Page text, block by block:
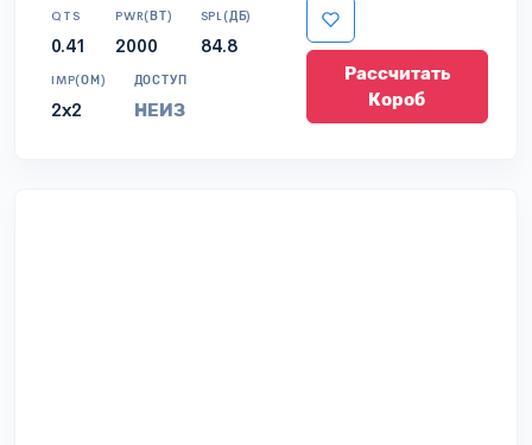
QTS
0.41
PWR(ВТ)
2000
SPL(ДБ)
84.8
IMP(ОМ)
2x2
ДОСТУП
НЕИЗ
Рассчитать
Короб